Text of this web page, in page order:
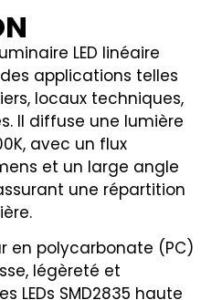
LED linéaire
applications telles
locaux techniques,
Il diffuse une lumière
avec un flux
et un large angle
une répartition
en polycarbonate (PC)
légèreté et
LEDs SMD2835 haute